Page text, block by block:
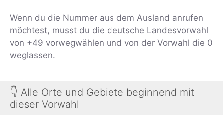
Wenn du die Nummer aus dem Ausland anrufen
möchtest, musst du die deutsche Landesvorwahl
von +49 vorwegwählen und von der Vorwahl die 0
weglassen.
👇 Alle Orte und Gebiete beginnend mit
dieser Vorwahl